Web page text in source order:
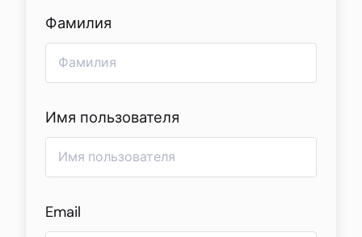
Фамилия
Имя пользователя
Email